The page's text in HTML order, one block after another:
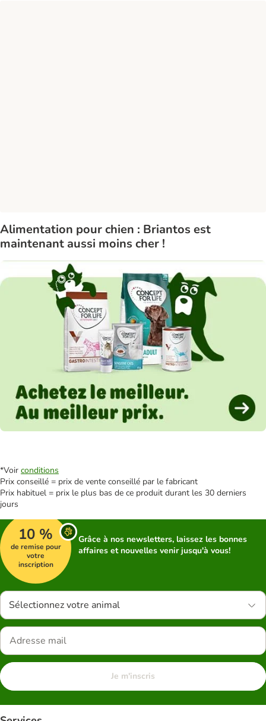
Alimentation pour chien : Briantos est
maintenant aussi moins cher !
*Voir conditions
Prix conseillé = prix de vente conseillé par le fabricant
Prix habituel = prix le plus bas de ce produit durant les 30 derniers
jours
10 %
de remise pour
votre
inscription
Grâce à nos newsletters, laissez les bonnes
affaires et nouvelles venir jusqu'à vous!
Sélectionnez votre animal
Je m'inscris